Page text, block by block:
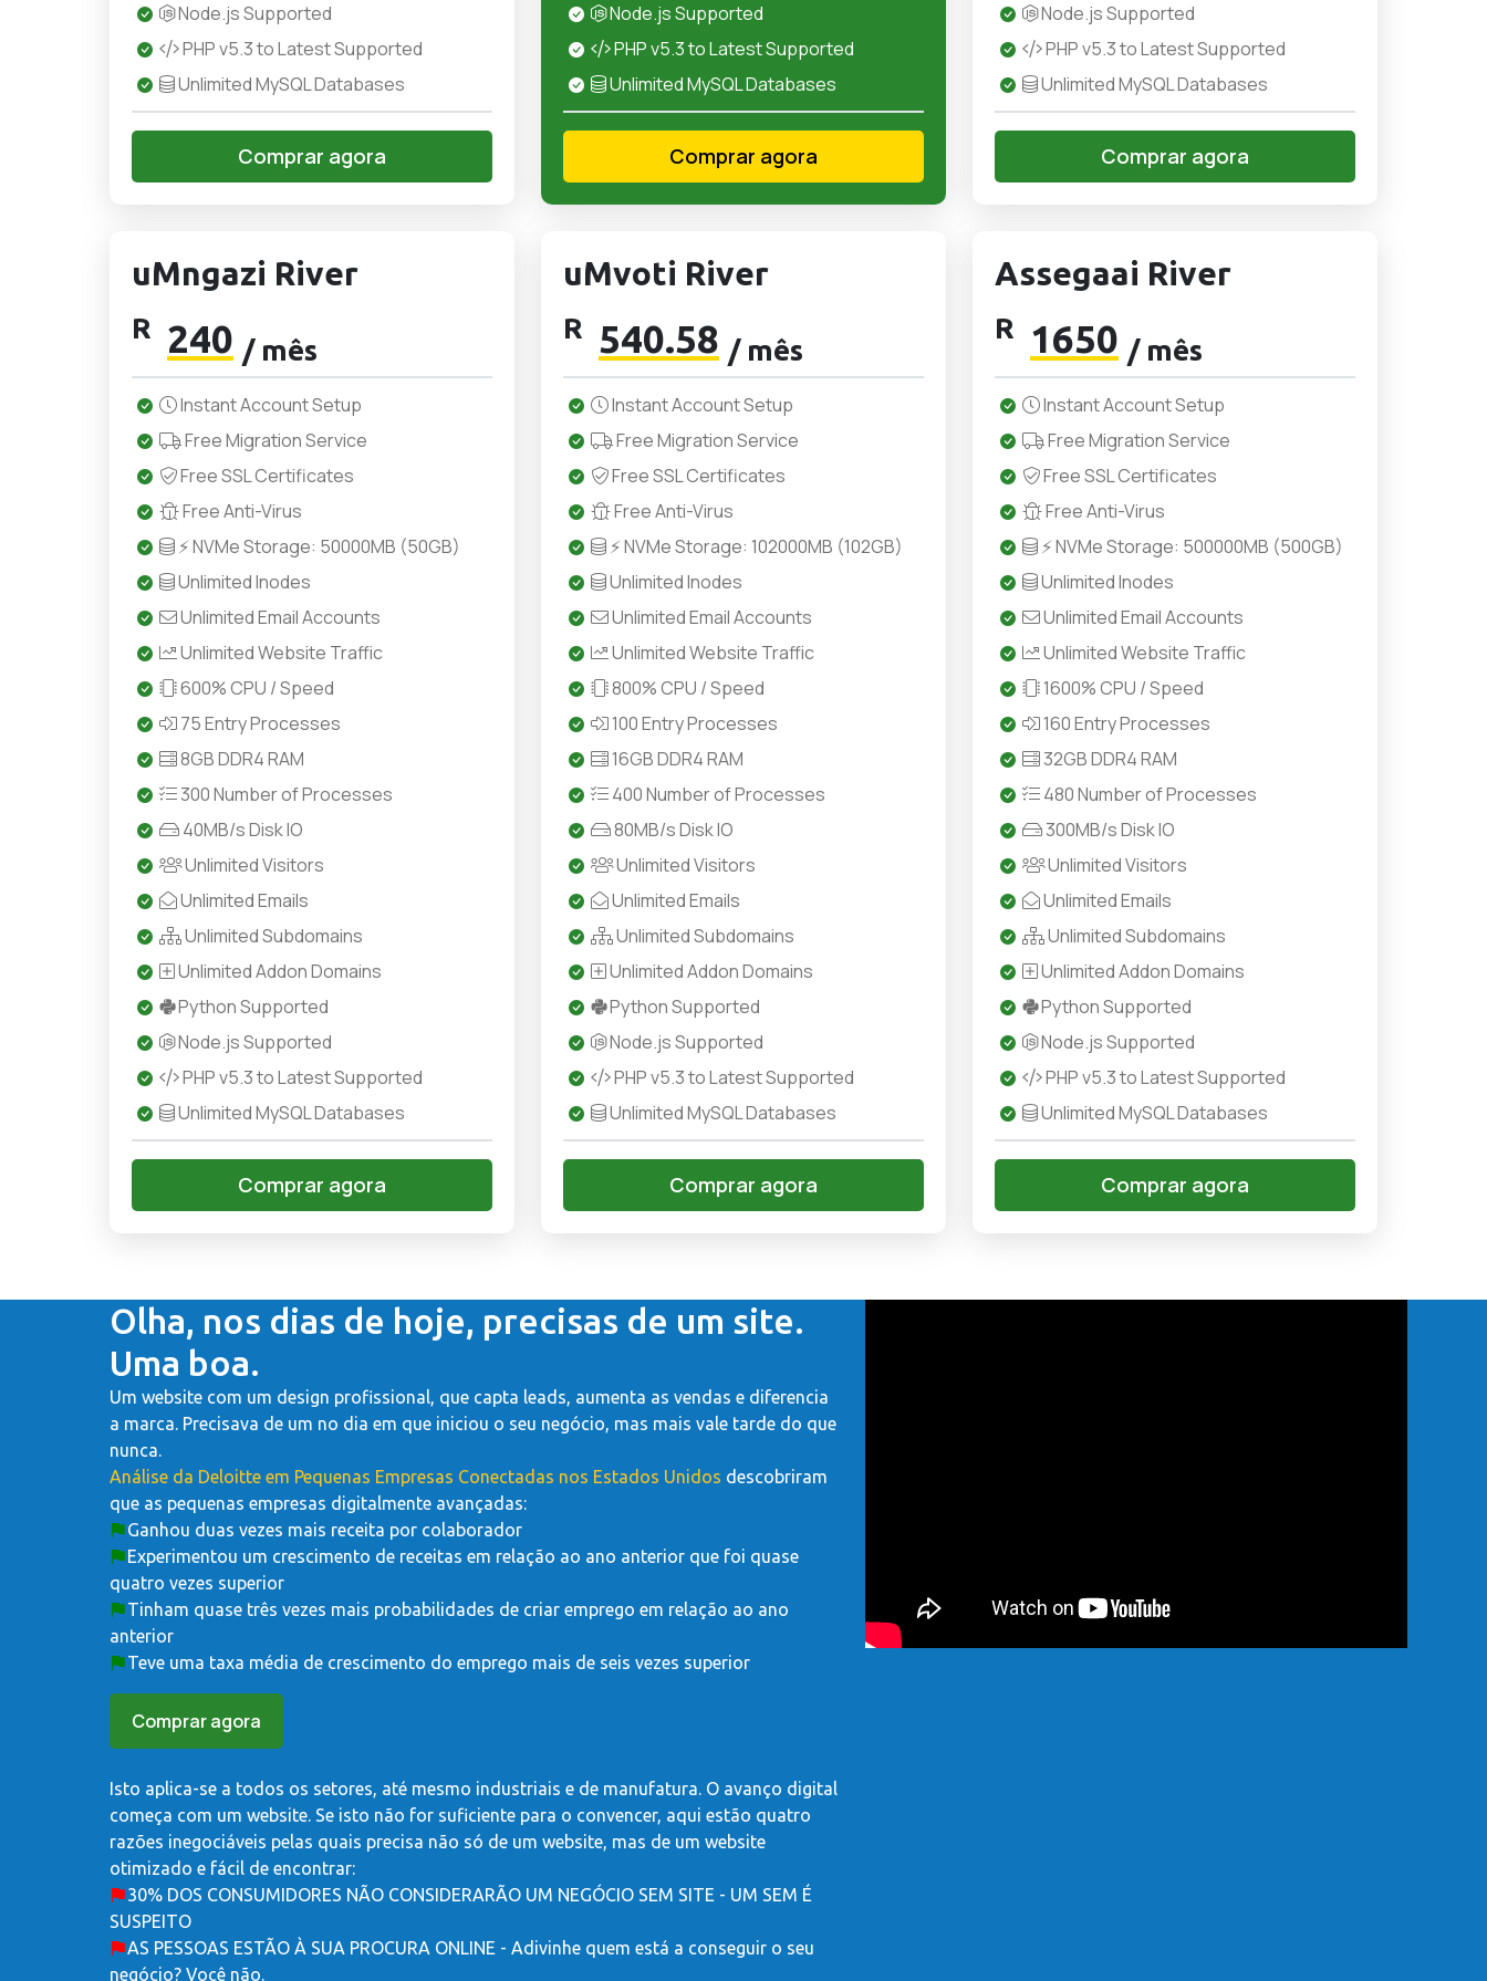
Node.js Supported
PHP v5.3 to Latest Supported
Unlimited MySQL Databases
Comprar agora
Node.js Supported
PHP v5.3 to Latest Supported
Unlimited MySQL Databases
Comprar agora
Node.js Supported
PHP v5.3 to Latest Supported
Unlimited MySQL Databases
Comprar agora
uMngazi River
R 240 / mês
Instant Account Setup
Free Migration Service
Free SSL Certificates
Free Anti-Virus
⚡ NVMe Storage: 50000MB (50GB)
Unlimited Inodes
Unlimited Email Accounts
Unlimited Website Traffic
600% CPU / Speed
75 Entry Processes
8GB DDR4 RAM
300 Number of Processes
40MB/s Disk IO
Unlimited Visitors
Unlimited Emails
Unlimited Subdomains
Unlimited Addon Domains
Python Supported
Node.js Supported
PHP v5.3 to Latest Supported
Unlimited MySQL Databases
Comprar agora
uMvoti River
R 540.58 / mês
Instant Account Setup
Free Migration Service
Free SSL Certificates
Free Anti-Virus
⚡ NVMe Storage: 102000MB (102GB)
Unlimited Inodes
Unlimited Email Accounts
Unlimited Website Traffic
800% CPU / Speed
100 Entry Processes
16GB DDR4 RAM
400 Number of Processes
80MB/s Disk IO
Unlimited Visitors
Unlimited Emails
Unlimited Subdomains
Unlimited Addon Domains
Python Supported
Node.js Supported
PHP v5.3 to Latest Supported
Unlimited MySQL Databases
Comprar agora
Assegaai River
R 1650 / mês
Instant Account Setup
Free Migration Service
Free SSL Certificates
Free Anti-Virus
⚡ NVMe Storage: 500000MB (500GB)
Unlimited Inodes
Unlimited Email Accounts
Unlimited Website Traffic
1600% CPU / Speed
160 Entry Processes
32GB DDR4 RAM
480 Number of Processes
300MB/s Disk IO
Unlimited Visitors
Unlimited Emails
Unlimited Subdomains
Unlimited Addon Domains
Python Supported
Node.js Supported
PHP v5.3 to Latest Supported
Unlimited MySQL Databases
Comprar agora
Olha, nos dias de hoje, precisas de um site.
Uma boa.
Um website com um design profissional, que capta leads, aumenta as vendas e diferencia
a marca. Precisava de um no dia em que iniciou o seu negócio, mas mais vale tarde do que
nunca.
Análise da Deloitte em Pequenas Empresas Conectadas nos Estados Unidos descobriram
que as pequenas empresas digitalmente avançadas:
Ganhou duas vezes mais receita por colaborador
Experimentou um crescimento de receitas em relação ao ano anterior que foi quase
quatro vezes superior
Tinham quase três vezes mais probabilidades de criar emprego em relação ao ano
anterior
Teve uma taxa média de crescimento do emprego mais de seis vezes superior
Comprar agora
Isto aplica-se a todos os setores, até mesmo industriais e de manufatura. O avanço digital
começa com um website. Se isto não for suficiente para o convencer, aqui estão quatro
razões inegociáveis ​​pelas quais precisa não só de um website, mas de um website
otimizado e fácil de encontrar:
30% DOS CONSUMIDORES NÃO CONSIDERARÃO UM NEGÓCIO SEM SITE - UM SEM É
SUSPEITO
AS PESSOAS ESTÃO À SUA PROCURA ONLINE - Adivinhe quem está a conseguir o seu
negócio? Você não.